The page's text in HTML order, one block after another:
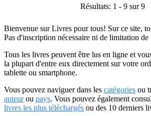
Résultats: 1 - 9 sur 9
Bienvenue sur Livres pour tous! Sur ce site,
Pas d'inscription nécessaire ni de limitation de
Tous les livres peuvent être lus en ligne et
la plupart d'entre eux directement sur votre
tablette ou smartphone.
Vous pouvez naviguer dans les catégories ou
auteurou pays. Vous pouvez également
livres les plus téléchargés ou des 10 derniers